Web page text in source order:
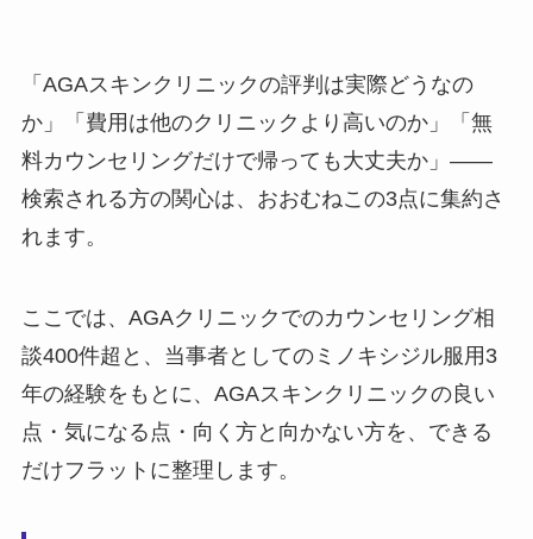
「AGAスキンクリニックの評判は実際どうなの
か」「費用は他のクリニックより高いのか」「無
料カウンセリングだけで帰っても大丈夫か」――
検索される方の関心は、おおむねこの3点に集約さ
れます。
ここでは、AGAクリニックでのカウンセリング相
談400件超と、当事者としてのミノキシジル服用3
年の経験をもとに、AGAスキンクリニックの良い
点・気になる点・向く方と向かない方を、できる
だけフラットに整理します。